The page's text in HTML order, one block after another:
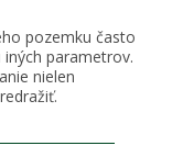
pozemku často
parametrov.
nielen